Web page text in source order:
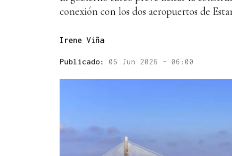
conexión con los dos aeropuertos de
Irene Viña
Publicado: 06 Jun 2026 - 06:00